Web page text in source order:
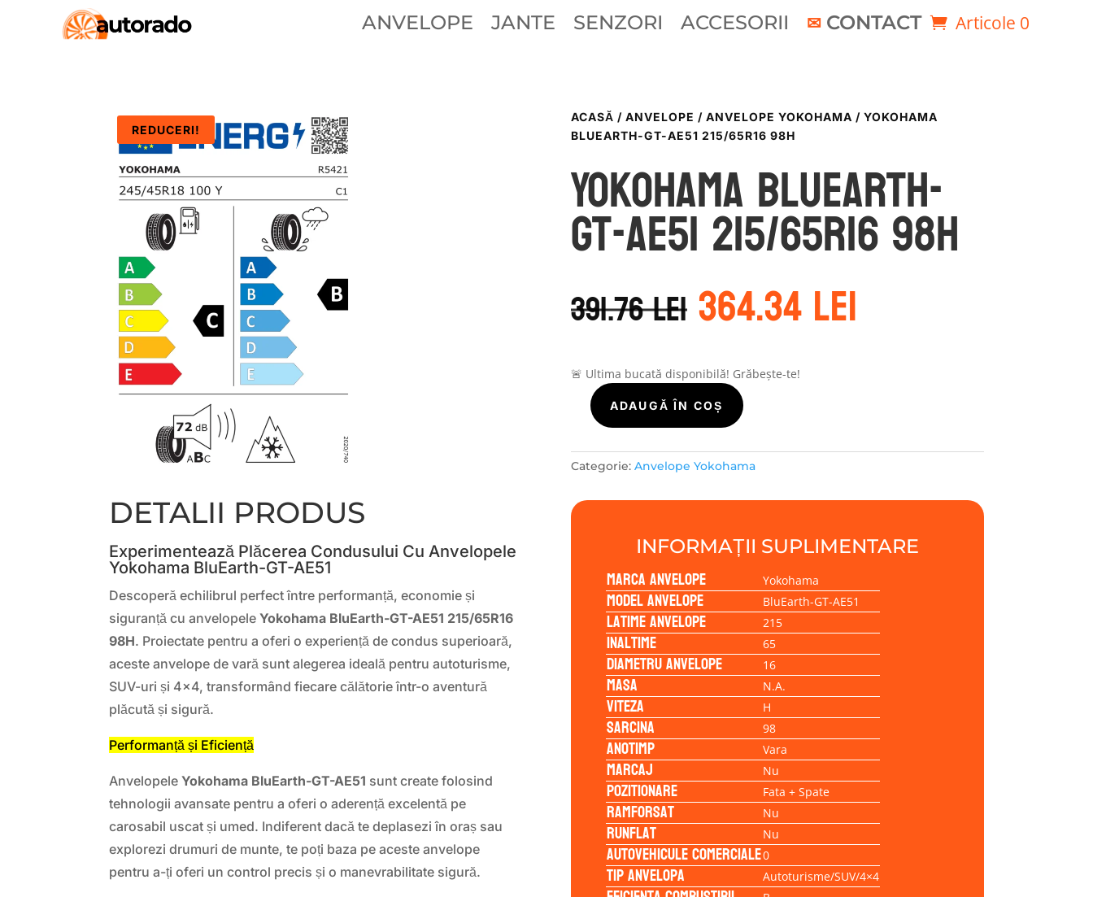
ANVELOPE JANTE SENZORI ACCESORII CONTACT Articole 0
REDUCERI!
DETALII PRODUS
Experimentează Plăcerea Condusului Cu Anvelopele
Yokohama BluEarth-GT-AE51
Descoperă echilibrul perfect între performanță, economie și
siguranță cu anvelopeleYokohama BluEarth-GT-AE51 215/65R16
98H. Proiectate pentru a oferi o experiență de condus superioară,
aceste anvelope de vară sunt alegerea ideală pentru autoturisme,
SUV-uri și 4×4, transformând fiecare călătorie într-o aventură
plăcută și sigură.
Performanță și Eficiență
AnvelopeleYokohama BluEarth-GT-AE51 sunt create folosind
tehnologii avansate pentru a oferi o aderență excelentă pe
carosabil uscat și umed. Indiferent dacă te deplasezi în oraș sau
explorezi drumuri de munte, te poți baza pe aceste anvelope
pentru a-ți oferi un control precis și o manevrabilitate sigură.
ACASĂ / ANVELOPE / ANVELOPE YOKOHAMA / YOKOHAMA
BLUEARTH-GT-AE51 215/65R16 98H
Yokohama BLUEARTH-
GT-AE51 215/65R16 98H
391.76leiPrețul
inițial
a
fost:
391.76 lei.
364.34lei
🚨 Ultima bucată disponibilă! Grăbește-te!
Cantitate
Yokohama
BLUEARTH-
GT-
215/65R16
98H
ADAUGĂ ÎN COȘ
Categorie: Anvelope Yokohama
INFORMAȚII SUPLIMENTARE
Marca anvelope Yokohama
Model anvelope BluEarth-GT-AE51
Latime anvelope 215
Inaltime 65
Diametru anvelope 16
Masa N.A.
Viteza H
Sarcina 98
Anotimp Vara
Marcaj Nu
Pozitionare Fata + Spate
Ramforsat Nu
Runflat Nu
Autovehicule comerciale0
Tip anvelopa Autoturisme/SUV/4×4